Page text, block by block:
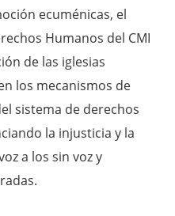
ecuménicas, el
Humanos del CMI
de las iglesias
los mecanismos de
sistema de derechos
la injusticia y la
a los sin voz y